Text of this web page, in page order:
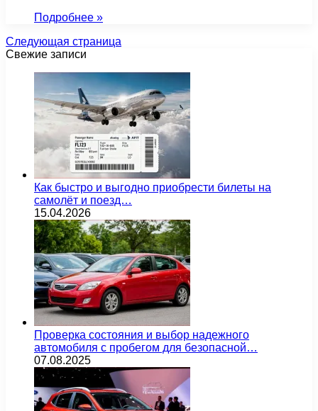
Подробнее »
Следующая страница
Свежие записи
Как быстро и выгодно приобрести билеты на
самолёт и поезд…
15.04.2026
Проверка состояния и выбор надежного
автомобиля с пробегом для безопасной…
07.08.2025